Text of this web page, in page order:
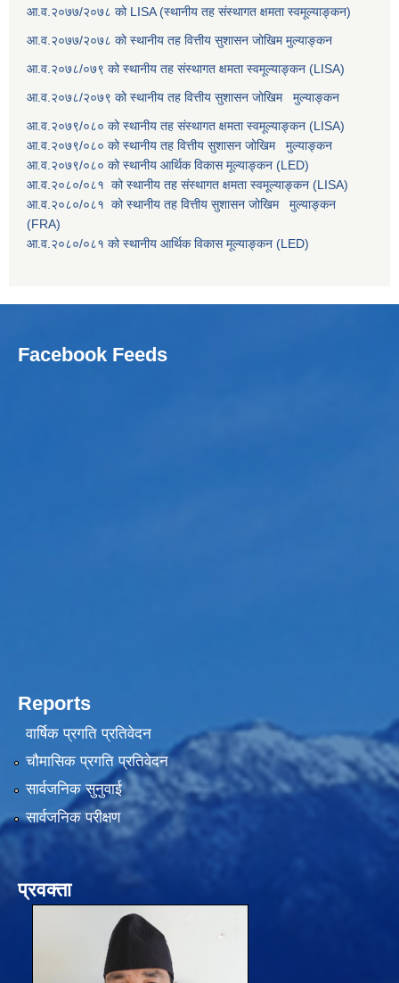
आ.व.२०७७/२०७८ को LISA (स्थानीय तह संस्थागत क्षमता स्वमूल्याङ्कन)
आ.व.२०७७/२०७८ को स्थानीय तह वित्तीय सुशासन जोखिम मुल्याङ्कन
आ.व.२०७८/०७९ को स्थानीय तह संस्थागत क्षमता स्वमूल्याङ्कन (LISA)
आ.व.२०७८/२०७९ को स्थानीय तह वित्तीय सुशासन जोखिम मुल्याङ्कन
आ.व.२०७९/०८० को स्थानीय तह संस्थागत क्षमता स्वमूल्याङ्कन (LISA)
आ.व.२०७९/०८० को स्थानीय तह वित्तीय सुशासन जोखिम मुल्याङ्कन
आ.व.२०७९/०८० को स्थानीय आर्थिक विकास मूल्याङ्कन (LED)
आ.व.२०८०/०८१ को स्थानीय तह संस्थागत क्षमता स्वमूल्याङ्कन (LISA)
आ.व.२०८०/०८१ को स्थानीय तह वित्तीय सुशासन जोखिम मुल्याङ्कन
(FRA)
आ.व.२०८०/०८१ को स्थानीय आर्थिक विकास मूल्याङ्कन (LED)
Facebook Feeds
Reports
वार्षिक प्रगति प्रतिवेदन
चौमासिक प्रगति प्रतिवेदन
सार्वजनिक सुनुवाई
सार्वजनिक परीक्षण
प्रवक्ता